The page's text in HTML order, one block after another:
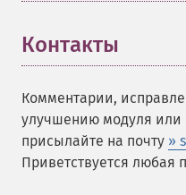
Контакты
Комментарии,
улучшению модуля или
присылайте на почту »
Приветствуется любая